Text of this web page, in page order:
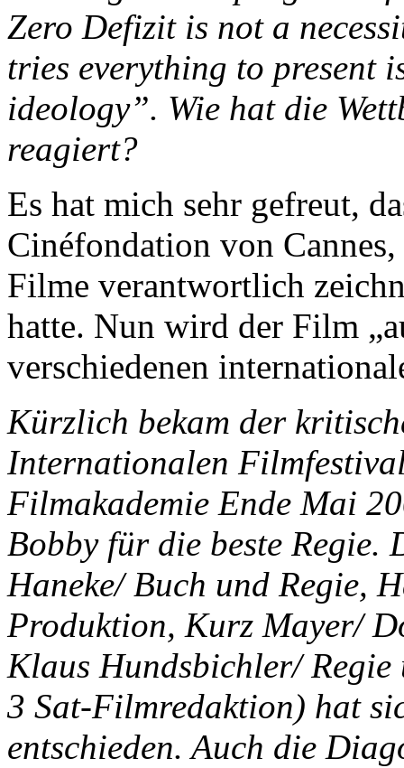
Zero Defizit is not a
tries everything to present
ideology”. Wie hat die
reagiert?
Es hat mich sehr gefreut,
Cinéfondation von
Filme verantwortlich
hatte. Nun wird der Film
verschiedenen
Kürzlich bekam der
Internationalen
Filmakademie Ende Mai
Bobby für die beste
Haneke/ Buch und Regie,
Produktion, Kurz Mayer/
Klaus Hundsbichler/
3 Sat-Filmredaktion) hat
entschieden. Auch die